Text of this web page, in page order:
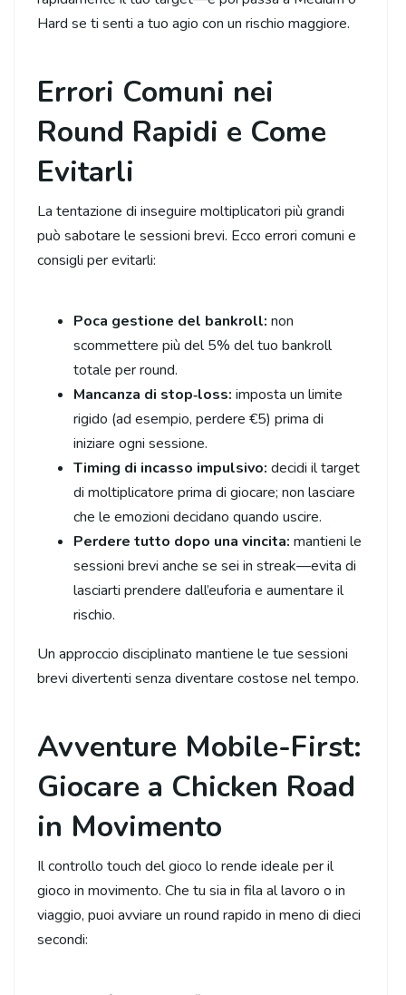
Hard se ti senti a tuo agio con un rischio maggiore.
Errori Comuni nei
Round Rapidi e Come
Evitarli
La tentazione di inseguire moltiplicatori più grandi
può sabotare le sessioni brevi. Ecco errori comuni e
consigli per evitarli:
Poca gestione del bankroll: non
scommettere più del 5% del tuo bankroll
totale per round.
Mancanza di stop‑loss: imposta un limite
rigido (ad esempio, perdere €5) prima di
iniziare ogni sessione.
Timing di incasso impulsivo: decidi il target
di moltiplicatore prima di giocare; non lasciare
che le emozioni decidano quando uscire.
Perdere tutto dopo una vincita: mantieni le
sessioni brevi anche se sei in streak—evita di
lasciarti prendere dall’euforia e aumentare il
rischio.
Un approccio disciplinato mantiene le tue sessioni
brevi divertenti senza diventare costose nel tempo.
Avventure Mobile-First:
Giocare a Chicken Road
in Movimento
Il controllo touch del gioco lo rende ideale per il
gioco in movimento. Che tu sia in fila al lavoro o in
viaggio, puoi avviare un round rapido in meno di dieci
secondi: